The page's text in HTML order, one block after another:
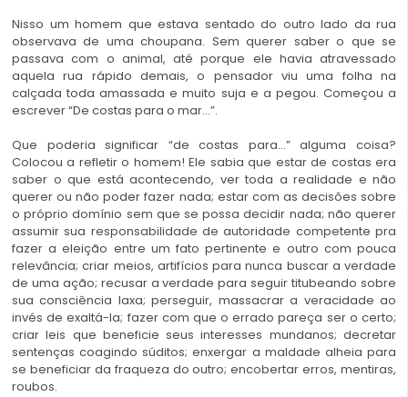
Nisso um homem que estava sentado do outro lado da rua
observava de uma choupana. Sem querer saber o que se
passava com o animal, até porque ele havia atravessado
aquela rua rápido demais, o pensador viu uma folha na
calçada toda amassada e muito suja e a pegou. Começou a
escrever “De costas para o mar…”.
Que poderia significar “de costas para…” alguma coisa?
Colocou a refletir o homem! Ele sabia que estar de costas era
saber o que está acontecendo, ver toda a realidade e não
querer ou não poder fazer nada; estar com as decisões sobre
o próprio domínio sem que se possa decidir nada; não querer
assumir sua responsabilidade de autoridade competente pra
fazer a eleição entre um fato pertinente e outro com pouca
relevância; criar meios, artifícios para nunca buscar a verdade
de uma ação; recusar a verdade para seguir titubeando sobre
sua consciência laxa; perseguir, massacrar a veracidade ao
invés de exaltá-la; fazer com que o errado pareça ser o certo;
criar leis que beneficie seus interesses mundanos; decretar
sentenças coagindo súditos; enxergar a maldade alheia para
se beneficiar da fraqueza do outro; encobertar erros, mentiras,
roubos.